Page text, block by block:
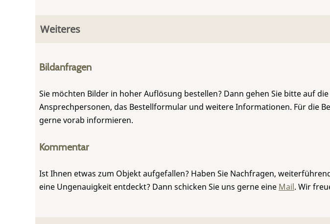
Weiteres
Bildanfragen
Sie möchten Bilder in hoher Auflösung bestellen? Dann gehen Sie bitte auf die
Ansprechpersonen, das Bestellformular und weitere Informationen. Für die
gerne vorab informieren.
Kommentar
Ist Ihnen etwas zum Objekt aufgefallen? Haben Sie Nachfragen,
eine Ungenauigkeit entdeckt? Dann schicken Sie uns gerne eine Mail. Wir